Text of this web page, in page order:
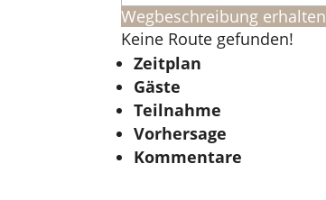
Wegbeschreibung erhalten
Keine Route gefunden!
Zeitplan
Gäste
Teilnahme
Vorhersage
Kommentare